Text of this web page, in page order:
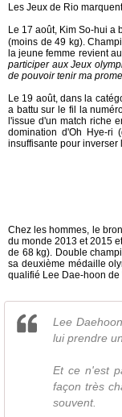
Les Jeux de Rio
Le 17 août, Kim So-hui a
(moins de 49 kg).
la jeune femme revient
participer aux Jeux
de pouvoir tenir ma
Le 19 août, dans la
a battu sur le fil la
l'issue d'un match riche
domination d'Oh Hye-
insuffisante pour inverser
Chez les hommes, le
du monde 2013 et 2015
de 68 kg). Double
sa deuxième médaille
qualifié Lee Dae-hoon de
Lee
lui prendre
Et ce n'est
façon très
souvent.